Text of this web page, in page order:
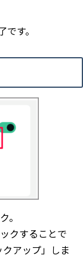
す。
。
クすることで
アップ」しま